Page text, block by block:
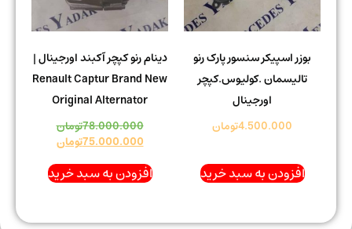
بوزر اسپیکر سنسور پارک رنو
تالیسمان .کولیوس.کپچر
اورجینال
4.500.000تومان
افزودن به سبد خرید
دینام رنو کپچر آکبند اورجینال |
Renault Captur Brand New
Original Alternator
78.000.000تومان
75.000.000تومان
افزودن به سبد خرید